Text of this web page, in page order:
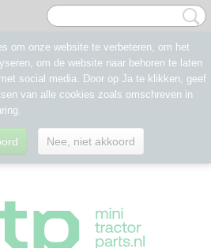
om onze website te verbeteren, om het
om de website naar behoren te laten
social media. Door op Ja te klikken, geef
van alle cookies zoals omschreven in
Nee, niet akkoord